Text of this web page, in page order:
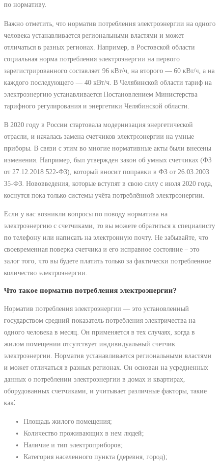
по нормативу.
Важно отметить, что норматив потребления электроэнергии на одного
человека устанавливается региональными властями и может
отличаться в разных регионах. Например, в Ростовской области
социальная норма потребления электроэнергии на первого
зарегистрированного составляет 96 кВт/ч, на второго ― 60 кВт/ч, а на
каждого последующего ― 40 кВт/ч. В Челябинской области тариф на
электроэнергию устанавливается Постановлением Министерства
тарифного регулирования и энергетики Челябинской области.
В 2020 году в России стартовала модернизация энергетической
отрасли, и началась замена счетчиков электроэнергии на умные
приборы. В связи с этим во многие нормативные акты были внесены
изменения. Например, был утвержден закон об умных счетчиках (ФЗ
от 27.12.2018 522-ФЗ), который вносит поправки в ФЗ от 26.03.2003
35-ФЗ. Нововведения, которые вступят в свою силу с июля 2020 года,
коснутся пока только системы учёта потреблённой электроэнергии.
Если у вас возникли вопросы по поводу норматива на
электроэнергию с счетчиками, то вы можете обратиться к специалисту
по телефону или написать на электронную почту. Не забывайте, что
своевременная поверка счетчика и его исправное состояние – это
залог того, что вы будете платить только за фактически потребленное
количество электроэнергии.
Что такое норматив потребления электроэнергии?
Норматив потребления электроэнергии ― это установленный
государством средний показатель потребления электричества на
одного человека в месяц. Он применяется в тех случаях, когда в
жилом помещении отсутствует индивидуальный счетчик
электроэнергии. Норматив устанавливается региональными властями
и может отличаться в разных регионах. Он основан на усредненных
данных о потреблении электроэнергии в домах и квартирах,
оборудованных счетчиками, и учитывает различные факторы, такие
как⁚
Площадь жилого помещения;
Количество проживающих в нем людей;
Наличие и тип электроприборов;
Категория населенного пункта (деревня, город);